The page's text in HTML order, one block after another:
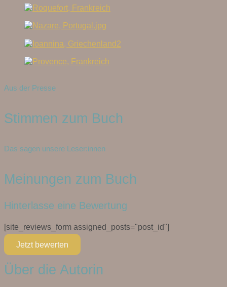
Aus der Presse
Stimmen zum Buch
Das sagen unsere Leser:innen
Meinungen zum Buch
Hinterlasse eine Bewertung
[site_reviews_form assigned_posts="post_id"]
Jetzt bewerten
Über die Autorin